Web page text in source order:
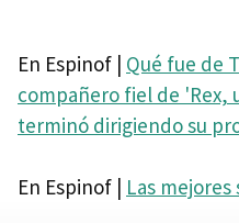
En Espinof | Qué fue de
compañero fiel de
terminó dirigiendo su
En Espinof | Las mejores